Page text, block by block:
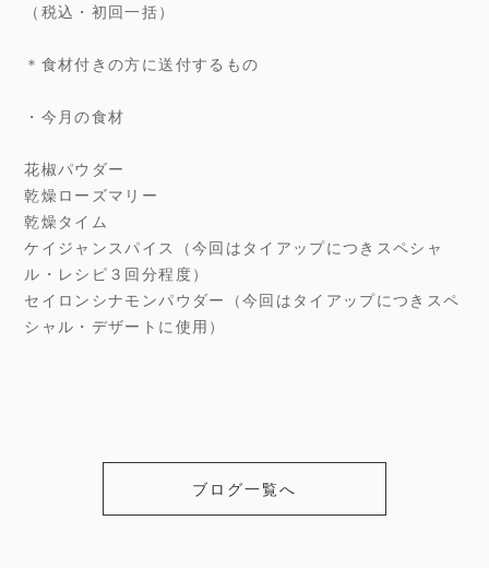
（税込・初回一括）
＊食材付きの方に送付するもの
・今月の食材
花椒パウダー
乾燥ローズマリー
乾燥タイム
ケイジャンスパイス（今回はタイアップにつきスペシャ
ル・レシピ３回分程度）
セイロンシナモンパウダー（今回はタイアップにつきスペ
シャル・デザートに使用）
ブログ一覧へ